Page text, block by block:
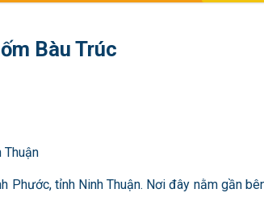
Bàu Trúc
Thuận
Phước, tỉnh Ninh Thuận. Nơi đây nằm gần